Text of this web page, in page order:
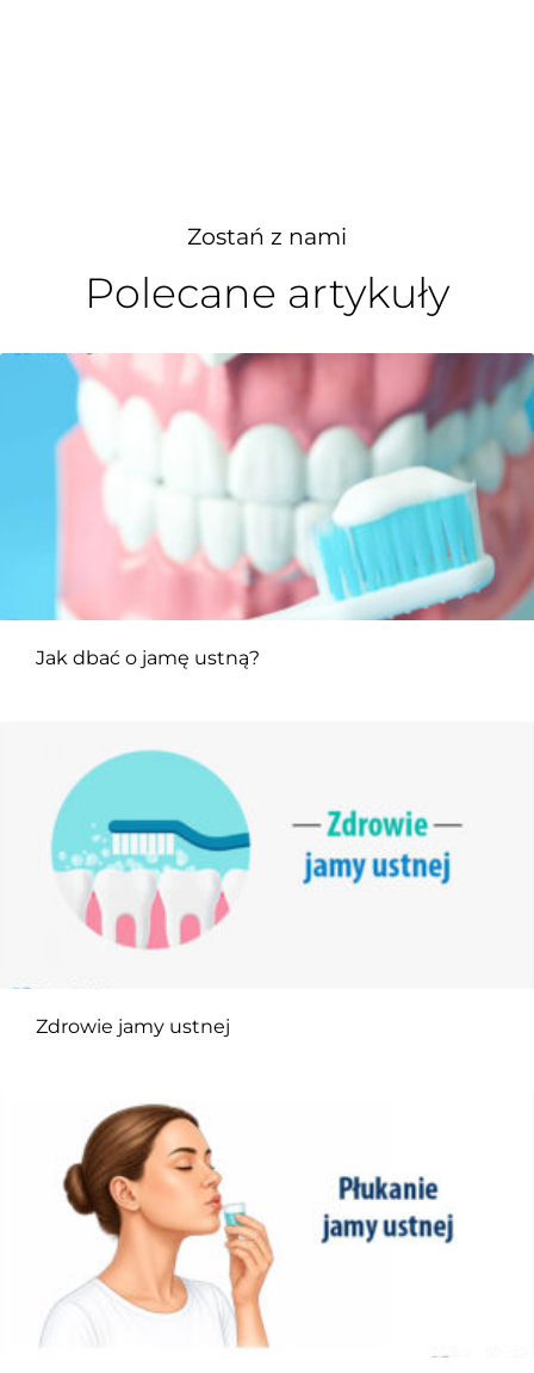
Zostań z nami
Polecane artykuły
Jak dbać o jamę ustną?
Zdrowie jamy ustnej